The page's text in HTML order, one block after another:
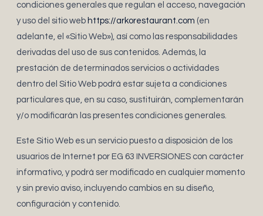
condiciones generales que regulan el acceso, navegación
y uso del sitio web https://arkorestaurant.com (en
adelante, el «Sitio Web»), así como las responsabilidades
derivadas del uso de sus contenidos. Además, la
prestación de determinados servicios o actividades
dentro del Sitio Web podrá estar sujeta a condiciones
particulares que, en su caso, sustituirán, complementarán
y/o modificarán las presentes condiciones generales.
Este Sitio Web es un servicio puesto a disposición de los
usuarios de Internet por EG 63 INVERSIONES con carácter
informativo, y podrá ser modificado en cualquier momento
y sin previo aviso, incluyendo cambios en su diseño,
configuración y contenido.